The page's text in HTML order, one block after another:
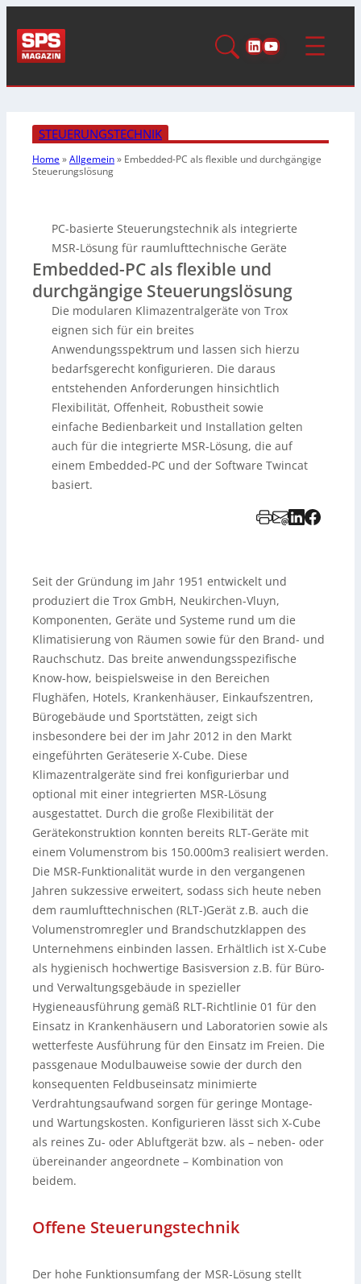
LinkedIn
YouTube
STEUERUNGSTECHNIK
Home»Allgemein» Embedded-PC als flexible und durchgängige
Steuerungslösung
PC-basierte Steuerungstechnik als integrierte
MSR-Lösung für raumlufttechnische Geräte
Embedded-PC als flexible und
durchgängige Steuerungslösung
Die modularen Klimazentralgeräte von Trox
eignen sich für ein breites
Anwendungsspektrum und lassen sich hierzu
bedarfsgerecht konfigurieren. Die daraus
entstehenden Anforderungen hinsichtlich
Flexibilität, Offenheit, Robustheit sowie
einfache Bedienbarkeit und Installation gelten
auch für die integrierte MSR-Lösung, die auf
einem Embedded-PC und der Software Twincat
basiert.
Seit der Gründung im Jahr 1951 entwickelt und
produziert die Trox GmbH, Neukirchen-Vluyn,
Komponenten, Geräte und Systeme rund um die
Klimatisierung von Räumen sowie für den Brand- und
Rauchschutz. Das breite anwendungsspezifische
Know-how, beispielsweise in den Bereichen
Flughäfen, Hotels, Krankenhäuser, Einkaufszentren,
Bürogebäude und Sportstätten, zeigt sich
insbesondere bei der im Jahr 2012 in den Markt
eingeführten Geräteserie X-Cube. Diese
Klimazentralgeräte sind frei konfigurierbar und
optional mit einer integrierten MSR-Lösung
ausgestattet. Durch die große Flexibilität der
Gerätekonstruktion konnten bereits RLT-Geräte mit
einem Volumenstrom bis 150.000m3 realisiert werden.
Die MSR-Funktionalität wurde in den vergangenen
Jahren sukzessive erweitert, sodass sich heute neben
dem raumlufttechnischen (RLT-)Gerät z.B. auch die
Volumenstromregler und Brandschutzklappen des
Unternehmens einbinden lassen. Erhältlich ist X-Cube
als hygienisch hochwertige Basisversion z.B. für Büro-
und Verwaltungsgebäude in spezieller
Hygieneausführung gemäß RLT-Richtlinie 01 für den
Einsatz in Krankenhäusern und Laboratorien sowie als
wetterfeste Ausführung für den Einsatz im Freien. Die
passgenaue Modulbauweise sowie der durch den
konsequenten Feldbuseinsatz minimierte
Verdrahtungsaufwand sorgen für geringe Montage-
und Wartungskosten. Konfigurieren lässt sich X-Cube
als reines Zu- oder Abluftgerät bzw. als – neben- oder
übereinander angeordnete – Kombination von
beidem.
Offene Steuerungstechnik
Der hohe Funktionsumfang der MSR-Lösung stellt